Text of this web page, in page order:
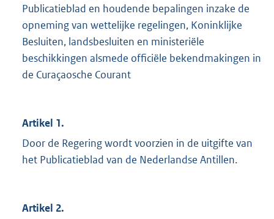
Publicatieblad en houdende bepalingen inzake de
opneming van wettelijke regelingen, Koninklijke
Besluiten, landsbesluiten en ministeriële
beschikkingen alsmede officiële bekendmakingen in
de Curaçaosche Courant
Artikel 1.
Door de Regering wordt voorzien in de uitgifte van
het Publicatieblad van de Nederlandse Antillen.
Artikel 2.